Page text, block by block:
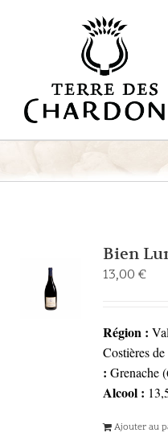
Bien
13,00 €
Région :
Costières
: Grenache
Alcool :
Ajouter au